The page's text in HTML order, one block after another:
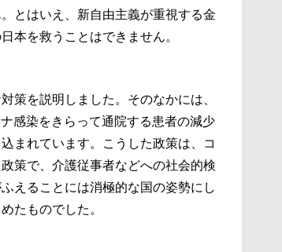
とはいえ、新自由主義が重視する金
本を救うことはできません。
策を説明しました。そのなかには、
感染をきらって通院する患者の減少
まれています。こうした政策は、コ
策で、介護従事者などへの社会的検
えることには消極的な国の姿勢にし
たものでした。